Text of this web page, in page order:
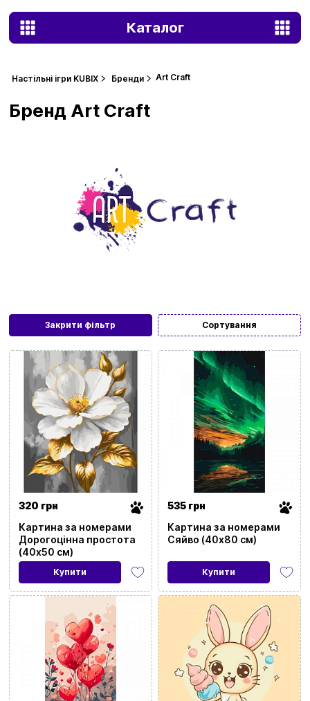
Каталог
Настільні ігри KUBIX Бренди Art Craft
Закрити фільтр Сортування
Бренд Art Craft
320 грн
Картина за номерами
Дорогоцінна простота
(40х50 см)
Купити
535 грн
Картина за номерами
Сяйво (40х80 см)
Купити